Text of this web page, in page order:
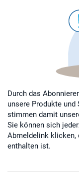
Durch das
unsere Produkte und
stimmen damit
Sie können sich
Abmeldelink klicken,
enthalten ist.